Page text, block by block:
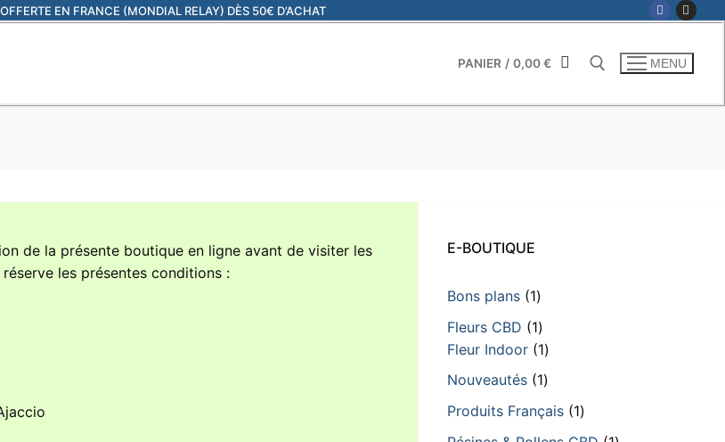
EN FRANCE (MONDIAL RELAY) DÈS 50€ D’ACHAT
PANIER / 0,00€ MENU
de la présente boutique en ligne avant de visiter les
les présentes conditions :
E-BOUTIQUE
Bons plans 11
produit
Fleurs CBD 11
produit
Fleur Indoor 11
produit
Nouveautés 11
produit
Produits Français 11
produit